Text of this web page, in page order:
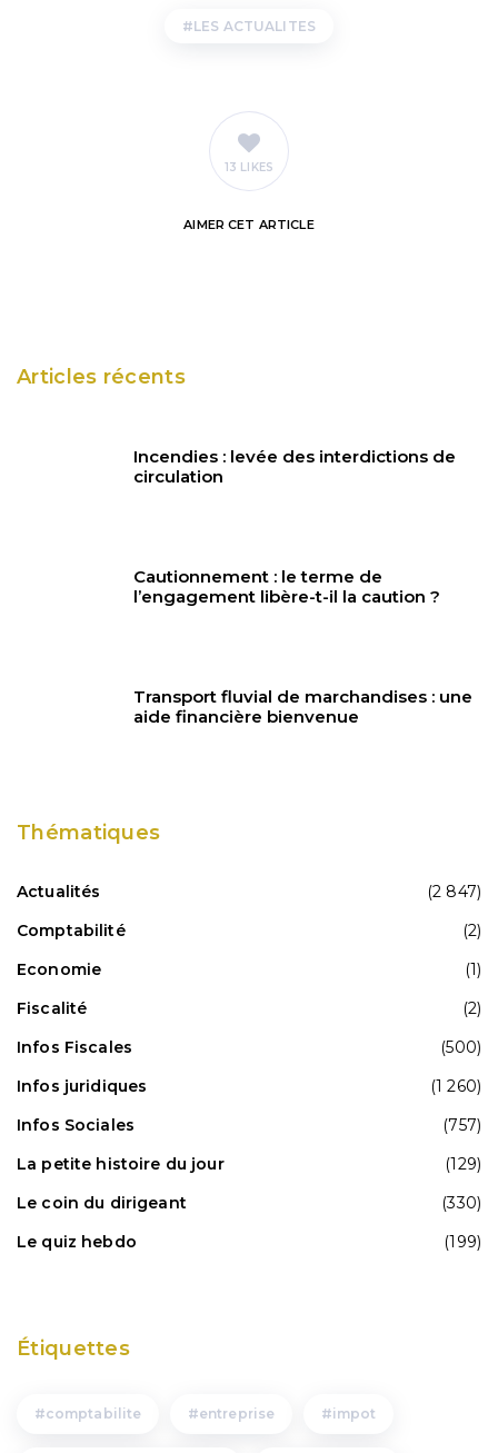
LES ACTUALITES
13 LIKES
AIMER CET ARTICLE
Articles récents
Incendies : levée des interdictions de
circulation
Cautionnement : le terme de
l’engagement libère-t-il la caution ?
Transport fluvial de marchandises : une
aide financière bienvenue
Thématiques
Actualités
(2 847)
Comptabilité
(2)
Economie
(1)
Fiscalité
(2)
Infos Fiscales
(500)
Infos juridiques
(1 260)
Infos Sociales
(757)
La petite histoire du jour
(129)
Le coin du dirigeant
(330)
Le quiz hebdo
(199)
Étiquettes
comptabilite entreprise impot